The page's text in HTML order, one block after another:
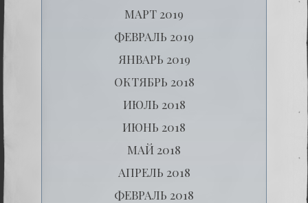
МАРТ 2019
ФЕВРАЛЬ 2019
ЯНВАРЬ 2019
ОКТЯБРЬ 2018
ИЮЛЬ 2018
ИЮНЬ 2018
МАЙ 2018
АПРЕЛЬ 2018
ФЕВРАЛЬ 2018